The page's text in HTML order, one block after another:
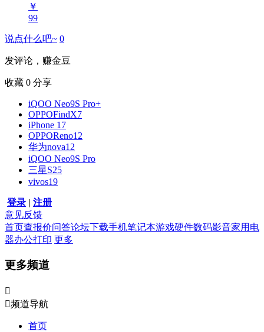
￥
99
说点什么吧~ 0
发评论，赚金豆
收藏 0 分享
iQOO Neo9S Pro+
OPPOFindX7
iPhone 17
OPPOReno12
华为nova12
iQOO Neo9S Pro
三星S25
vivos19
登录 | 注册
意见反馈
首页查报价问答论坛下载手机笔记本游戏硬件数码影音家用电
器办公打印 更多
更多频道

频道导航
首页